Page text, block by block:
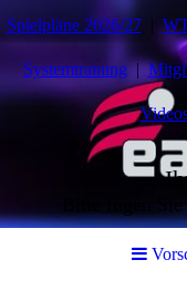
Spielpläne 2026/27
Systemtraining
Bitte fügen